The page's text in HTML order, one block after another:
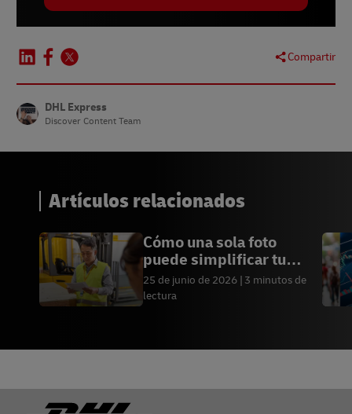
Compartir
DHL Express
Discover Content Team
Artículos relacionados
Cómo una sola foto
puede simplificar tu
envío internacional
25 de junio de 2026 3 minutos de
lectura
Pie de página